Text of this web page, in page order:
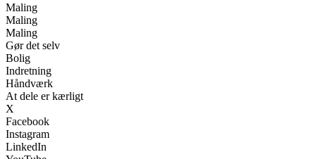
Maling
Maling
Maling
Gør det selv
Bolig
Indretning
Håndværk
At dele er kærligt
X
Facebook
Instagram
LinkedIn